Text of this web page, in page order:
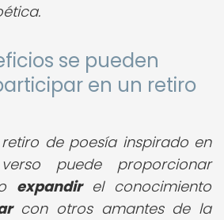
se pueden
en un retiro
de poesía inspirado en
puede proporcionar
expandirel conocimiento
con otros amantes de la